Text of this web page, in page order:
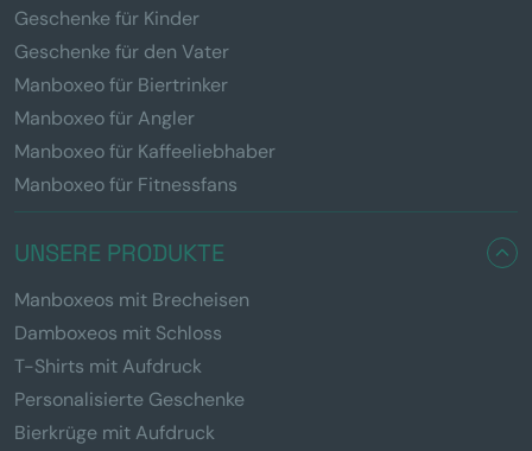
Geschenke für Kinder
Geschenke für den Vater
Manboxeo für Biertrinker
Manboxeo für Angler
Manboxeo für Kaffeeliebhaber
Manboxeo für Fitnessfans
UNSERE PRODUKTE
Manboxeos mit Brecheisen
Damboxeos mit Schloss
T-Shirts mit Aufdruck
Personalisierte Geschenke
Bierkrüge mit Aufdruck